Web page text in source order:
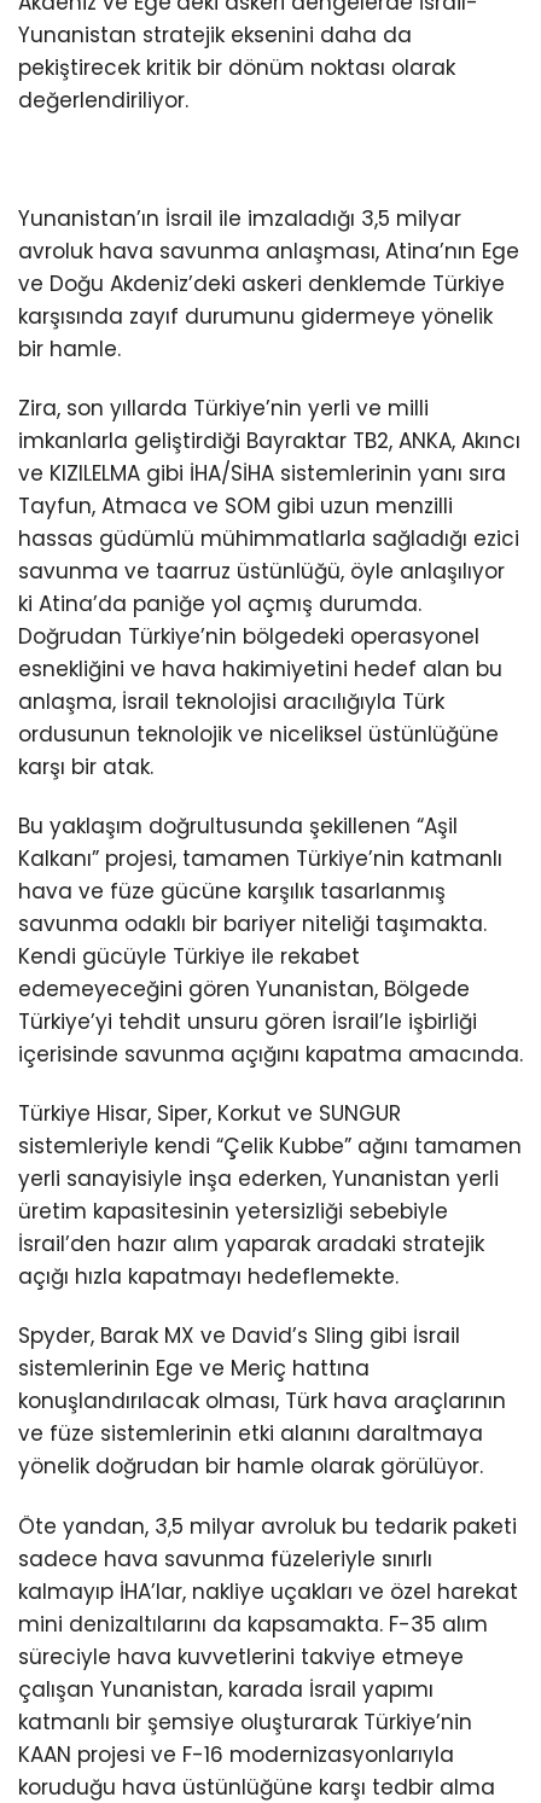
Yunanistan stratejik eksenini daha da
pekiştirecek kritik bir dönüm noktası olarak
değerlendiriliyor.
Yunanistan’ın İsrail ile imzaladığı 3,5 milyar
avroluk hava savunma anlaşması, Atina’nın Ege
ve Doğu Akdeniz’deki askeri denklemde Türkiye
karşısında zayıf durumunu gidermeye yönelik
bir hamle.
Zira, son yıllarda Türkiye’nin yerli ve milli
imkanlarla geliştirdiği Bayraktar TB2, ANKA, Akıncı
ve KIZILELMA gibi İHA/SİHA sistemlerinin yanı sıra
Tayfun, Atmaca ve SOM gibi uzun menzilli
hassas güdümlü mühimmatlarla sağladığı ezici
savunma ve taarruz üstünlüğü, öyle anlaşılıyor
ki Atina’da paniğe yol açmış durumda.
Doğrudan Türkiye’nin bölgedeki operasyonel
esnekliğini ve hava hakimiyetini hedef alan bu
anlaşma, İsrail teknolojisi aracılığıyla Türk
ordusunun teknolojik ve niceliksel üstünlüğüne
karşı bir atak.
Bu yaklaşım doğrultusunda şekillenen “Aşil
Kalkanı” projesi, tamamen Türkiye’nin katmanlı
hava ve füze gücüne karşılık tasarlanmış
savunma odaklı bir bariyer niteliği taşımakta.
Kendi gücüyle Türkiye ile rekabet
edemeyeceğini gören Yunanistan, Bölgede
Türkiye’yi tehdit unsuru gören İsrail’le işbirliği
içerisinde savunma açığını kapatma amacında.
Türkiye Hisar, Siper, Korkut ve SUNGUR
sistemleriyle kendi “Çelik Kubbe” ağını tamamen
yerli sanayisiyle inşa ederken, Yunanistan yerli
üretim kapasitesinin yetersizliği sebebiyle
İsrail’den hazır alım yaparak aradaki stratejik
açığı hızla kapatmayı hedeflemekte.
Spyder, Barak MX ve David’s Sling gibi İsrail
sistemlerinin Ege ve Meriç hattına
konuşlandırılacak olması, Türk hava araçlarının
ve füze sistemlerinin etki alanını daraltmaya
yönelik doğrudan bir hamle olarak görülüyor.
Öte yandan, 3,5 milyar avroluk bu tedarik paketi
sadece hava savunma füzeleriyle sınırlı
kalmayıp İHA’lar, nakliye uçakları ve özel harekat
mini denizaltılarını da kapsamakta. F-35 alım
süreciyle hava kuvvetlerini takviye etmeye
çalışan Yunanistan, karada İsrail yapımı
katmanlı bir şemsiye oluşturarak Türkiye’nin
KAAN projesi ve F-16 modernizasyonlarıyla
koruduğu hava üstünlüğüne karşı tedbir alma